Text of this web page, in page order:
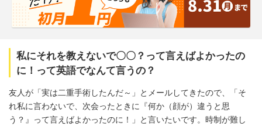
私にそれを教えないで〇〇？って言えばよかったの
に！って英語でなんて言うの？
友人が「実は二重手術したんだ～」とメールしてきたので、「そ
れ私に言わないで、次会ったときに『何か（顔が）違うと思
う？』って言えばよかったのに！」と言いたいです。時制が難し